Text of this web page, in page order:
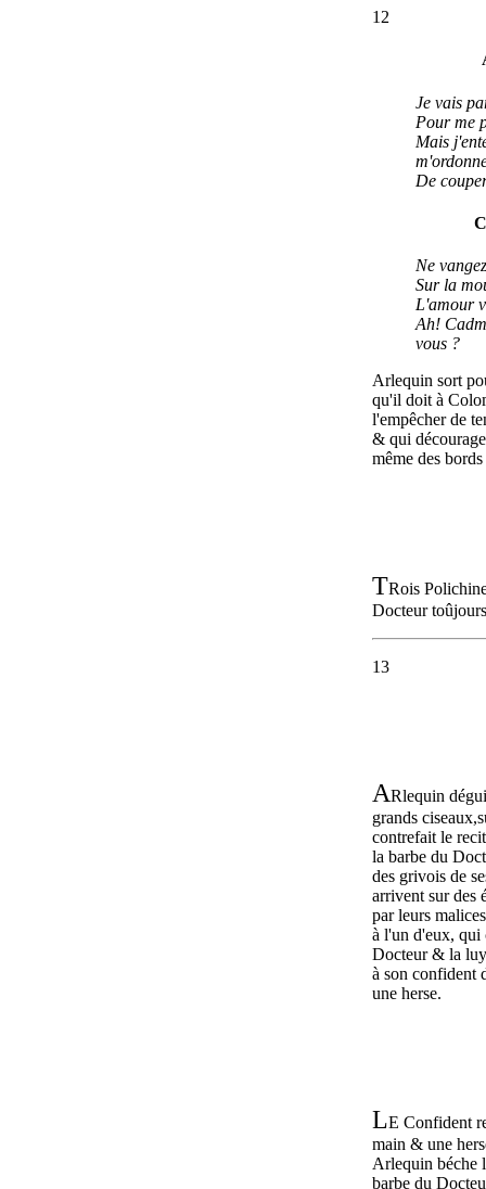
12
Je vais
Pour me
Mais
De
Ne
Sur la
L'amour
Ah!
vous ?
Arlequin sort
qu'il doit à
l'empêcher de
& qui
même des
TRois
Docteur
13
ARlequin
grands
contrefait le
la barbe du
des grivois de
arrivent sur des
par leurs
à l'un d'eux, qui
Docteur & la
à son confident
une herse.
LE Confident
main & une
Arlequin béche
barbe du